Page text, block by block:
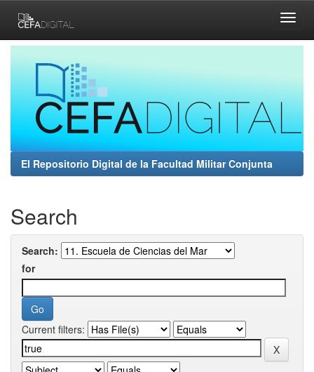
navigation
El Repositorio Digital de la Facultad Militar Conjunta
Search
Search:
for
Current filters: